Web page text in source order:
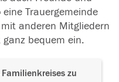
Trauergemeinde
anderen Mitgliedern
bequem ein.
zu